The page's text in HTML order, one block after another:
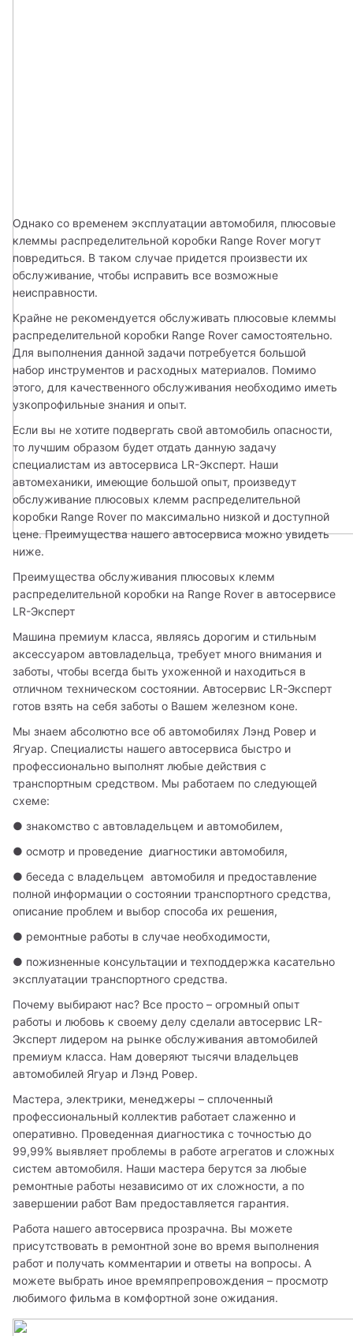
Однако со временем эксплуатации автомобиля, плюсовые
клеммы распределительной коробки Range Rover могут
повредиться. В таком случае придется произвести их
обслуживание, чтобы исправить все возможные
неисправности.
Крайне не рекомендуется обслуживать плюсовые клеммы
распределительной коробки Range Rover самостоятельно.
Для выполнения данной задачи потребуется большой
набор инструментов и расходных материалов. Помимо
этого, для качественного обслуживания необходимо иметь
узкопрофильные знания и опыт.
Если вы не хотите подвергать свой автомобиль опасности,
то лучшим образом будет отдать данную задачу
специалистам из автосервиса LR-Эксперт. Наши
автомеханики, имеющие большой опыт, произведут
обслуживание плюсовых клемм распределительной
коробки Range Rover по максимально низкой и доступной
цене. Преимущества нашего автосервиса можно увидеть
ниже.
Преимущества обслуживания плюсовых клемм
распределительной коробки на Range Rover в автосервисе
LR-Эксперт
Машина премиум класса, являясь дорогим и стильным
аксессуаром автовладельца, требует много внимания и
заботы, чтобы всегда быть ухоженной и находиться в
отличном техническом состоянии. Автосервис LR-Эксперт
готов взять на себя заботы о Вашем железном коне.
Мы знаем абсолютно все об автомобилях Лэнд Ровер и
Ягуар. Специалисты нашего автосервиса быстро и
профессионально выполнят любые действия с
транспортным средством. Мы работаем по следующей
схеме:
● знакомство с автовладельцем и автомобилем,
● осмотр и проведение  диагностики автомобиля,
● беседа с владельцем  автомобиля и предоставление
полной информации о состоянии транспортного средства,
описание проблем и выбор способа их решения,
● ремонтные работы в случае необходимости,
● пожизненные консультации и техподдержка касательно
эксплуатации транспортного средства.
Почему выбирают нас? Все просто – огромный опыт
работы и любовь к своему делу сделали автосервис LR-
Эксперт лидером на рынке обслуживания автомобилей
премиум класса. Нам доверяют тысячи владельцев
автомобилей Ягуар и Лэнд Ровер.
Мастера, электрики, менеджеры – сплоченный
профессиональный коллектив работает слаженно и
оперативно. Проведенная диагностика с точностью до
99,99% выявляет проблемы в работе агрегатов и сложных
систем автомобиля. Наши мастера берутся за любые
ремонтные работы независимо от их сложности, а по
завершении работ Вам предоставляется гарантия.
Работа нашего автосервиса прозрачна. Вы можете
присутствовать в ремонтной зоне во время выполнения
работ и получать комментарии и ответы на вопросы. А
можете выбрать иное времяпрепровождения – просмотр
любимого фильма в комфортной зоне ожидания.